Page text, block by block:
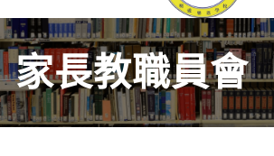
家長教職員會